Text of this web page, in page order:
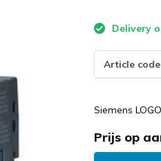
Delivery
Article
Siemens
Prijs op